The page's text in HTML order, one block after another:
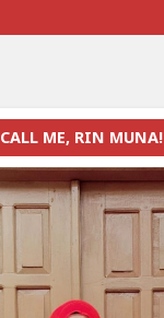
CALL ME, RIN MUNA!